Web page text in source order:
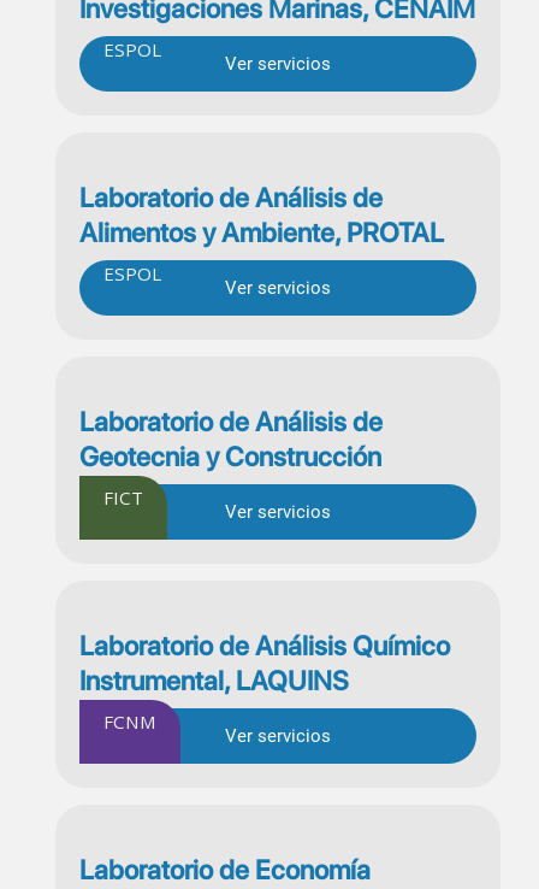
Investigaciones Marinas, CENAIM
ESPOL
Ver servicios
Laboratorio de Análisis de
Alimentos y Ambiente, PROTAL
ESPOL
Ver servicios
Laboratorio de Análisis de
Geotecnia y Construcción
FICT
Ver servicios
Laboratorio de Análisis Químico
Instrumental, LAQUINS
FCNM
Ver servicios
Laboratorio de Economía